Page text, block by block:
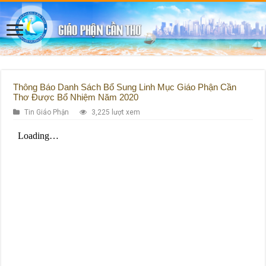
Thông Báo Danh Sách Bổ Sung Linh Mục Giáo Phận Cần
Thơ Được Bổ Nhiệm Năm 2020
Tin Giáo Phận 3,225 lượt xem